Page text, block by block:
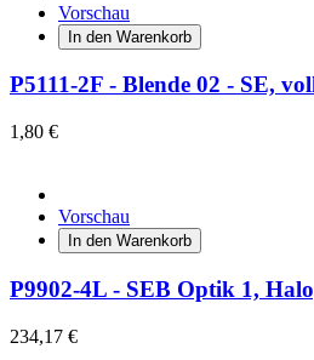
Vorschau
In den Warenkorb
P5111-2F - Blende 02 - SE,
1,80 €
Vorschau
In den Warenkorb
P9902-4L - SEB Optik 1,
234,17 €